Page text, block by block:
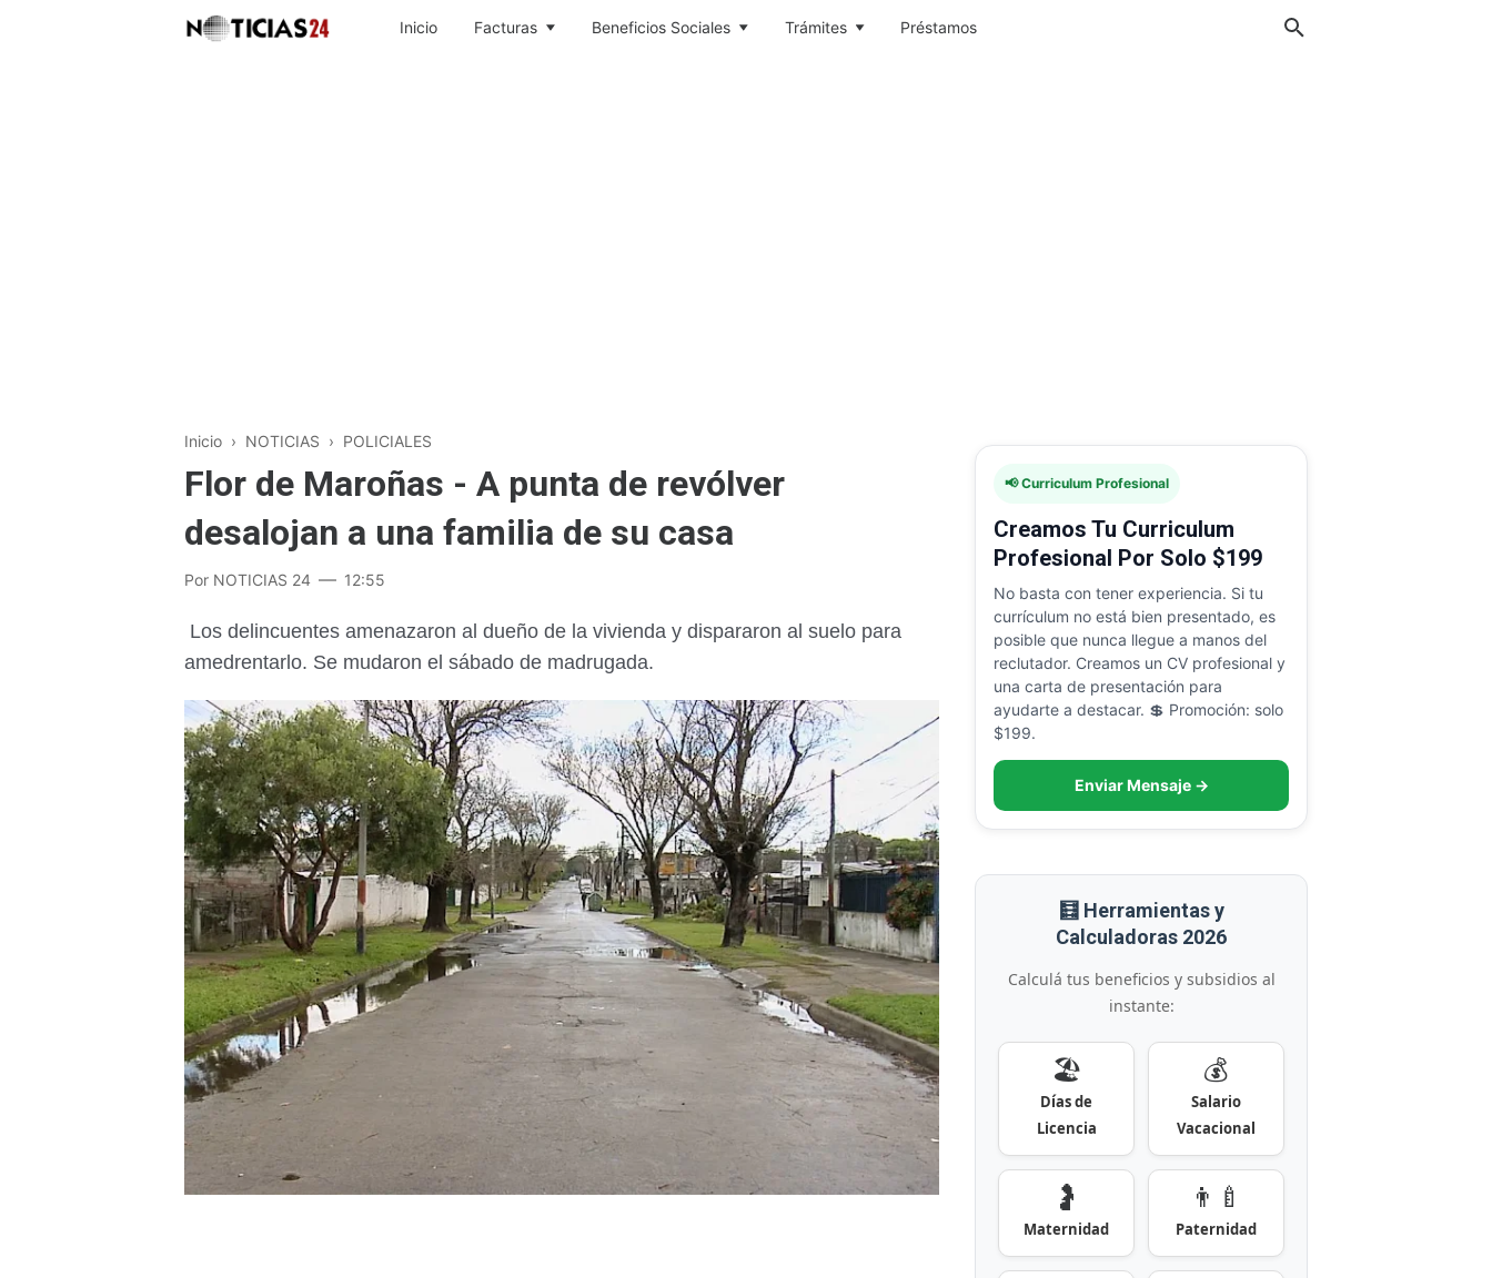
Inicio Facturas Beneficios Sociales Trámites Préstamos
Inicio › NOTICIAS › POLICIALES
Flor de Maroñas - A punta de revólver
desalojan a una familia de su casa
Por NOTICIAS 24 12:55
Los delincuentes amenazaron al dueño de la vivienda y dispararon al suelo para
amedrentarlo. Se mudaron el sábado de madrugada.
📢 Curriculum Profesional
Creamos Tu Curriculum
Profesional Por Solo $199
No basta con tener experiencia. Si tu
currículum no está bien presentado, es
posible que nunca llegue a manos del
reclutador. Creamos un CV profesional y
una carta de presentación para
ayudarte a destacar. 💲 Promoción: solo
$199.
Enviar Mensaje →
🧮 Herramientas y
Calculadoras 2026
Calculá tus beneficios y subsidios al
instante:
🏖️
Días de
Licencia
💰
Salario
Vacacional
🤰
Maternidad
👨‍🍼
Paternidad